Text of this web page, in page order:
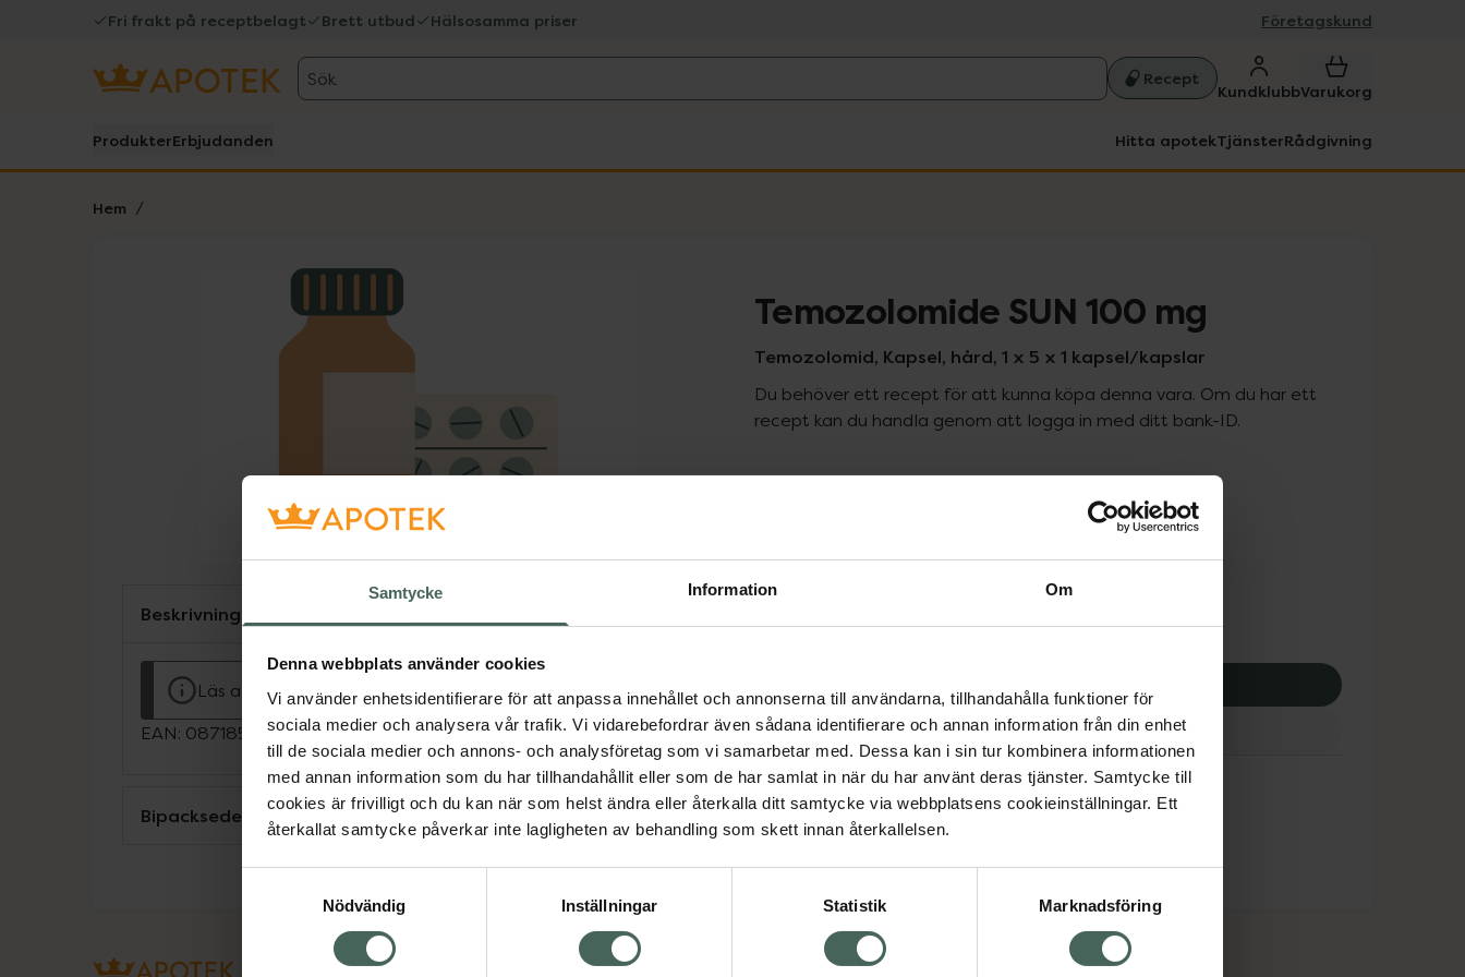
Samtycke Information Om
Denna webbplats använder cookies
Vi använder enhetsidentifierare för att anpassa innehållet och annonserna till användarna, tillhandahålla funktioner för
sociala medier och analysera vår trafik. Vi vidarebefordrar även sådana identifierare och annan information från din enhet
till de sociala medier och annons- och analysföretag som vi samarbetar med. Dessa kan i sin tur kombinera informationen
med annan information som du har tillhandahållit eller som de har samlat in när du har använt deras tjänster. Samtycke till
cookies är frivilligt och du kan när som helst ändra eller återkalla ditt samtycke via webbplatsens cookieinställningar. Ett
återkallat samtycke påverkar inte lagligheten av behandling som skett innan återkallelsen.
Nödvändig
Inställningar Statistik Marknadsföring
Fri frakt på receptbelagt Brett utbud Hälsosamma priser Företagskund
Sök Recept
KundklubbVarukorg
ProdukterErbjudanden Hitta apotekTjänsterRådgivning
Hem
Lista: . Innehåller 1 objekt. Temozolomide SUN 100 mg
Temozolomid, Kapsel, hård, 1 x 5 x 1 kapsel/kapslar
Du behöver ett recept för att kunna köpa denna vara. Om du har ett
recept kan du handla genom att logga in med ditt bank-ID.
Pris med recept
Högkostnadsskyddet gäller
641,40 kr
I apotek:641,40 kr
Köp via ditt recept
Aktuella erbjudanden
Beskrivning
Läs alltid bipacksedeln innan användning.
EAN: 08718531941526
Bipacksedel från FASS Visa
Om recept och läkemedel